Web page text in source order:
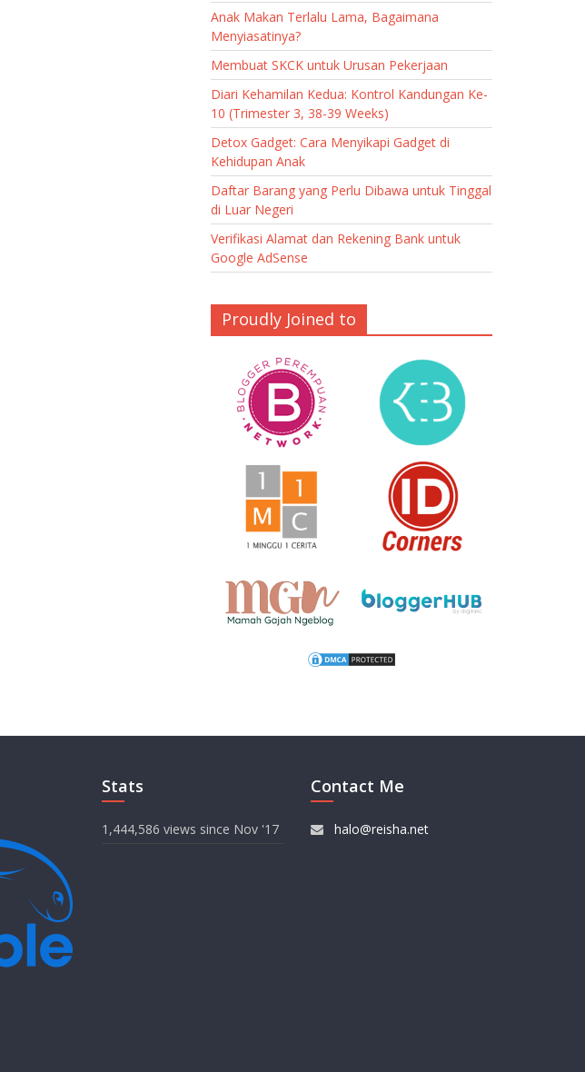
Anak Makan Terlalu Lama, Bagaimana
Menyiasatinya?
Membuat SKCK untuk Urusan Pekerjaan
Diari Kehamilan Kedua: Kontrol Kandungan Ke-
10 (Trimester 3, 38-39 Weeks)
Detox Gadget: Cara Menyikapi Gadget di
Kehidupan Anak
Daftar Barang yang Perlu Dibawa untuk Tinggal
di Luar Negeri
Verifikasi Alamat dan Rekening Bank untuk
Google AdSense
Proudly Joined to
Stats
1,444,586 views since Nov '17
Contact Me